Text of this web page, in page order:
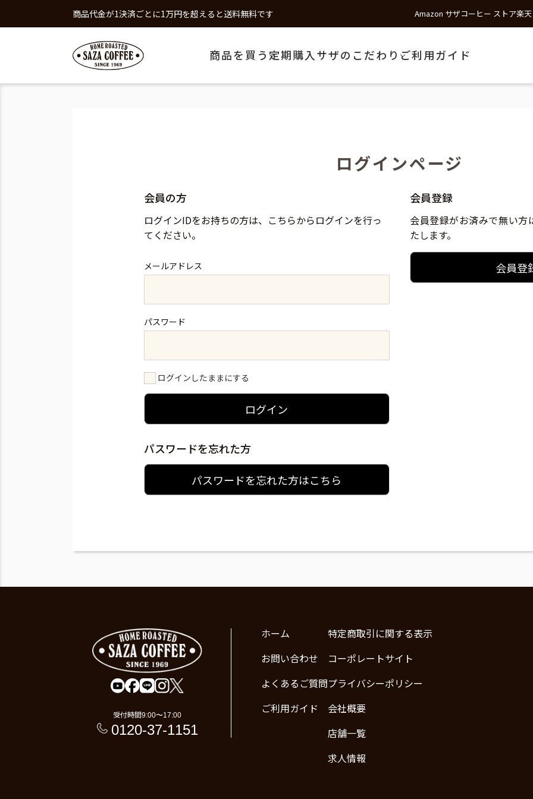
商品代金が1決済ごとに1万円を超えると送料無料です Amazon サザコーヒー ストア楽
商品を買う 定期購入 サザのこだわり ご利用ガイド
ログインページ
会員の方
ログインIDをお持ちの方は、こちらからログインを行っ
てください。
メールアドレス
パスワード
ログインしたままにする
ログイン
パスワードを忘れた方
パスワードを忘れた方はこちら
会員登録
会員登録がお済みで無い
たします。
会員登
受付時間9:00〜17:00
0120-37-1151
ホーム
お問い合わせ
よくあるご質問
ご利用ガイド
特定商取引に関する表示
コーポレートサイト
プライバシーポリシー
会社概要
店舗一覧
求人情報